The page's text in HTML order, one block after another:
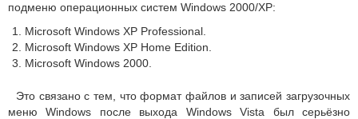
подменю операционных систем Windows 2000/XP:
Microsoft Windows XP Professional.
Microsoft Windows XP Home Edition.
Microsoft Windows 2000.
Это связано с тем, что формат файлов и записей загрузочных
меню Windows после выхода Windows Vista был серьёзно